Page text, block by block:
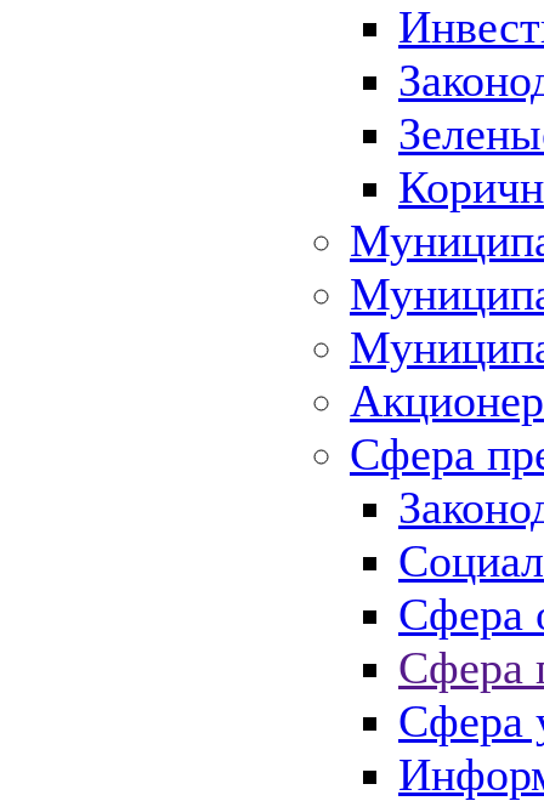
Сфера
Сфера
Сфера
Сфера